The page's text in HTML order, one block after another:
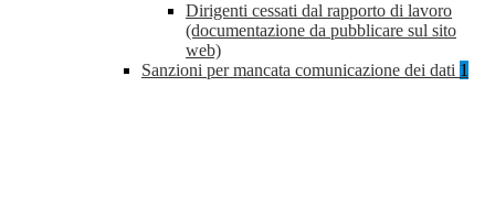
Dirigenti cessati dal rapporto di lavoro
(documentazione da pubblicare sul sito
web)
Sanzioni per mancata comunicazione dei dati 1